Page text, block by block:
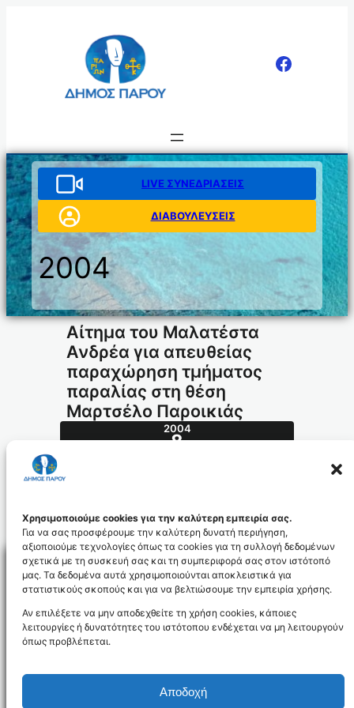
Χρησιμοποιούμε cookies για την καλύτερη εμπειρία σας.
Για να σας προσφέρουμε την καλύτερη δυνατή περιήγηση,
αξιοποιούμε τεχνολογίες όπως τα cookies για τη συλλογή δεδομένων
σχετικά με τη συσκευή σας και τη συμπεριφορά σας στον ιστότοπό
μας. Τα δεδομένα αυτά χρησιμοποιούνται αποκλειστικά για
στατιστικούς σκοπούς και για να βελτιώσουμε την εμπειρία χρήσης.
Αν επιλέξετε να μην αποδεχθείτε τη χρήση cookies, κάποιες
λειτουργίες ή δυνατότητες του ιστότοπου ενδέχεται να μη λειτουργούν
όπως προβλέπεται.
Αποδοχή
LIVE ΣΥΝΕΔΡΙΑΣΕΙΣ
ΔΙΑΒΟΥΛΕΥΣΕΙΣ
2004
Αίτημα του Μαλατέστα
Ανδρέα για απευθείας
παραχώρηση τμήματος
παραλίας στη θέση
Μαρτσέλο Παροικιάς
2004
8
292.2004_id545
NEWSLETTER